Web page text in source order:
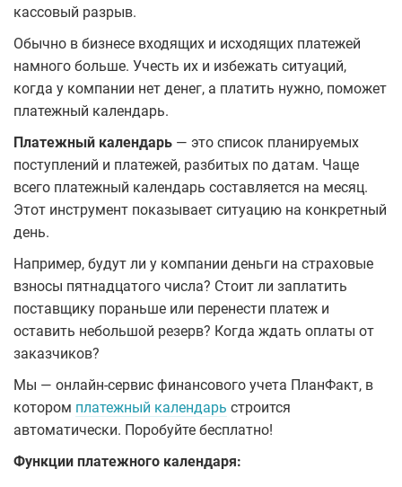
кассовый разрыв.
Обычно в бизнесе входящих и исходящих платежей
намного больше. Учесть их и избежать ситуаций,
когда у компании нет денег, а платить нужно, поможет
платежный календарь.
Платежный календарь — это список планируемых
поступлений и платежей, разбитых по датам. Чаще
всего платежный календарь составляется на месяц.
Этот инструмент показывает ситуацию на конкретный
день.
Например, будут ли у компании деньги на страховые
взносы пятнадцатого числа? Стоит ли заплатить
поставщику пораньше или перенести платеж и
оставить небольшой резерв? Когда ждать оплаты от
заказчиков?
Мы — онлайн-сервис финансового учета ПланФакт, в
котором платежный календарь строится
автоматически. Поробуйте бесплатно!
Функции платежного календаря: